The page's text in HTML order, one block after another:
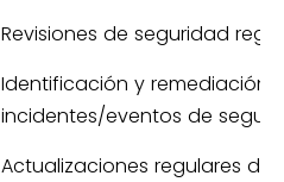
Revisiones de seguridad
Identificación y remediación
incidentes/eventos de
Actualizaciones regulares del